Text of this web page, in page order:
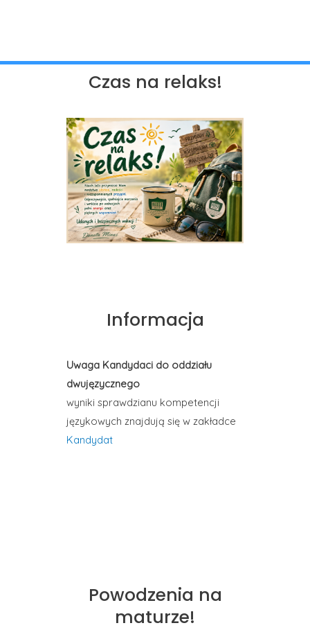
Czas na relaks!
Informacja
Uwaga Kandydaci do oddziału
dwujęzycznego
wyniki sprawdzianu kompetencji
językowych znajdują się w zakładce
Kandydat
Powodzenia na
maturze!